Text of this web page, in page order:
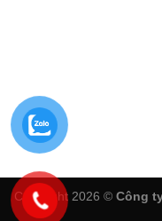
Copyright 2026 © Công